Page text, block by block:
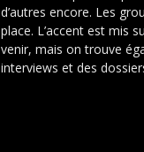
d’autres encore. Les
place. L’accent est mis
venir, mais on trouve
interviews et des